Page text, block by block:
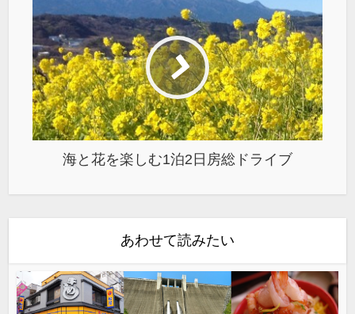
海と花を楽しむ1泊2日房総ドライブ
あわせて読みたい